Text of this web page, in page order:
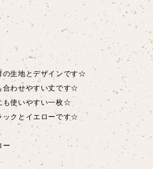
生地とデザインです☆
わせやすい丈です☆
も使いやすい一枚☆
クとイエローです☆